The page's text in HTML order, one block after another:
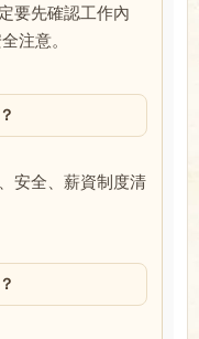
要先確認工作內
注意。
安全、薪資制度清